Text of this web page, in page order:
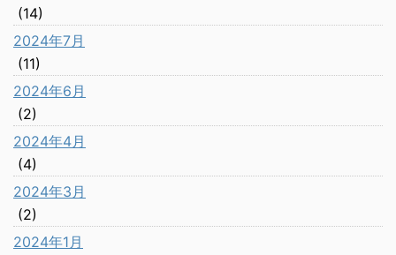
(14)
2024年7月
(11)
2024年6月
(2)
2024年4月
(4)
2024年3月
(2)
2024年1月